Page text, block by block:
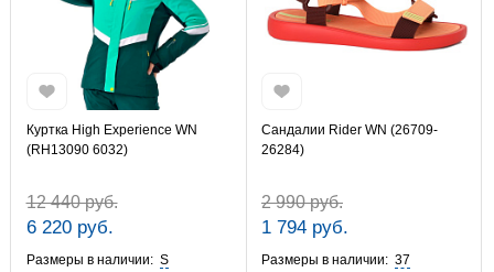
Куртка High Experience WN
(RH13090 6032)
12 440 руб.
6 220 руб.
Размеры в наличии: S
Сандалии Rider WN (26709-
26284)
2 990 руб.
1 794 руб.
Размеры в наличии: 37